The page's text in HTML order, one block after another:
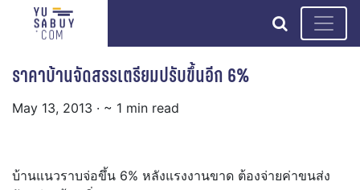
search
ราคาบ้านจัดสรรเตรียมปรับขึ้นอีก 6%
May 13, 2013 · ~ 1 min read
บ้านแนวราบจ่อขึ้น 6% หลังแรงงานขาด ต้องจ่ายค่าขนส่ง